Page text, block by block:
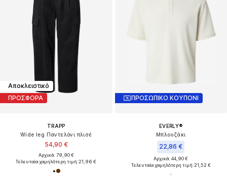
Αποκλειστικό
ΠΡΟΣΦΟΡΑ
TRAPP
Wide leg Παντελόνι πλισέ
54,90 €
Αρχικά: 79,90 €
Τελευταία χαμηλότερη τιμή:21,96 €
ΠΡΟΣΩΠΙΚΟ ΚΟΥΠΟΝΙ
EVERLY®
Μπλουζάκι
22,86 €
Αρχικά: 44,90 €
Τελευταία χαμηλότερη τιμή:21,52 €